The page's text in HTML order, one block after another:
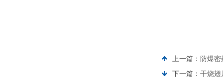
上一篇： 防爆
下一篇： 干烧翅